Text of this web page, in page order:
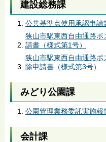
建設総務課
公共基準点使用承認申請
狭山市駅東西自由通路
請書（様式第1号）
狭山市駅東西自由通路
除申請書（様式第3号）
みどり公園課
公園管理業務委託実施報
会計課